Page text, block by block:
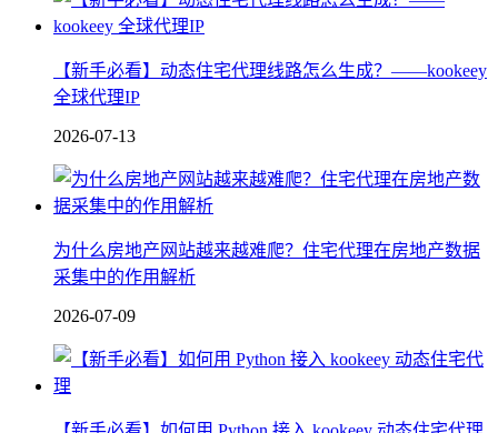
【新手必看】动态住宅代理线路怎么生成？——kookeey
全球代理IP
2026-07-13
为什么房地产网站越来越难爬？住宅代理在房地产数据
采集中的作用解析
2026-07-09